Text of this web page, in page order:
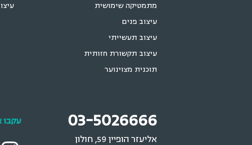
מתמטיקה שימושית
עיצוב פנים
עיצוב תעשייתי
עיצוב תקשורת חזותית
תוכנית מצוינוער
03-5026666
אליעזר הופיין 59, חולון
עקבו